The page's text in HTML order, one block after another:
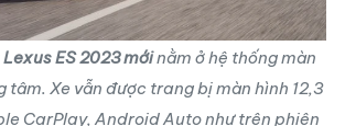
Lexus ES 2023 mớinằm ở hệ thống màn
tâm. Xe vẫn được trang bị màn hình 12,3
CarPlay, Android Auto như trên phiên